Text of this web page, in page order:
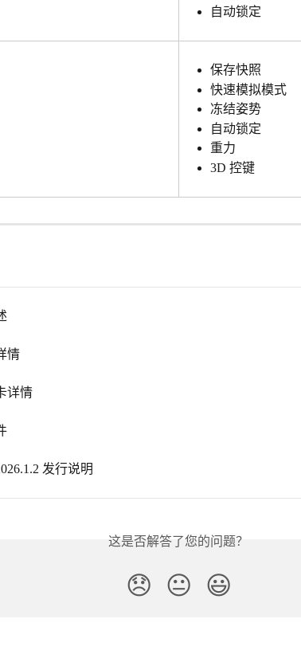
自动锁定
保存快照
快速模拟模式
冻结姿势
自动锁定
重力
3D 控键
情
详情
发行说明
这是否解答了您的问题？
😞 😐 😃